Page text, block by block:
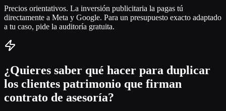
Precios orientativos. La inversión publicitaria la pagas tú
directamente a Meta y Google. Para un presupuesto exacto adaptado
a tu caso, pide la auditoría gratuita.
¿Quieres saber qué hacer para duplicar
los clientes patrimonio que firman
contrato de asesoría?